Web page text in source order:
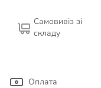
Самовивіз зі
складу
Оплата